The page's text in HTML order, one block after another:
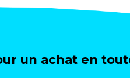
un achat en